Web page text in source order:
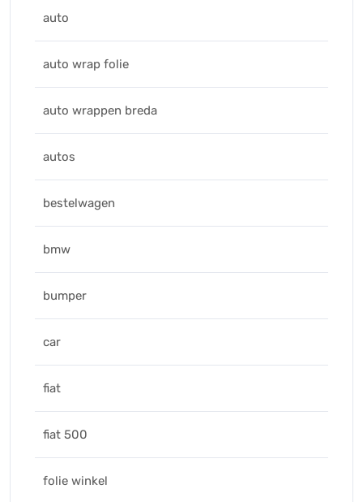
auto
auto wrap folie
auto wrappen breda
autos
bestelwagen
bmw
bumper
car
fiat
fiat 500
folie winkel